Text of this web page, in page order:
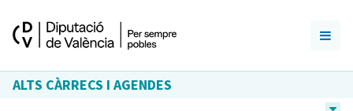
ALTS CÀRRECS I AGENDES